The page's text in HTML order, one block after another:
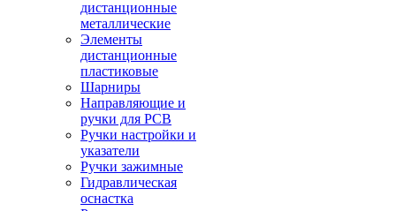
дистанционные
металлические
Элементы
дистанционные
пластиковые
Шарниры
Направляющие и
ручки для PCB
Ручки настройки и
указатели
Ручки зажимные
Гидравлическая
оснастка